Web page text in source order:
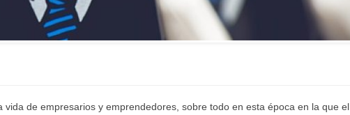
vida de empresarios y emprendedores, sobre todo en esta época en la que el